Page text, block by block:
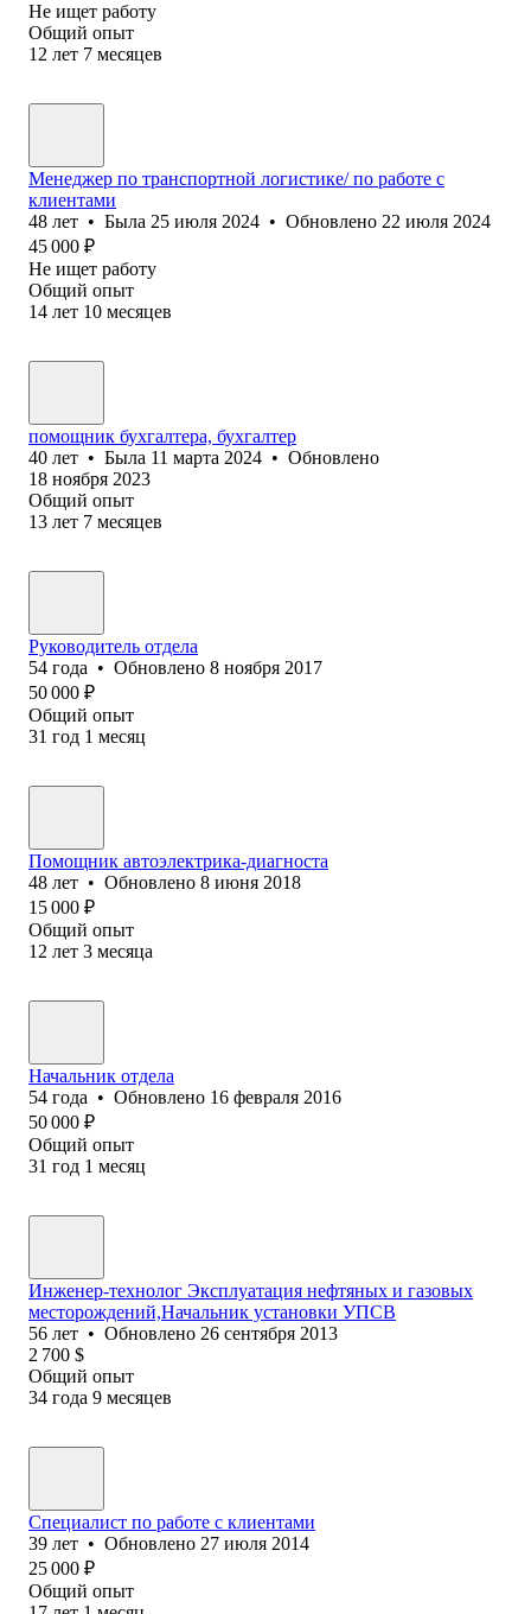
Не ищет работу
Общий опыт
12 лет 7 месяцев
Менеджер по транспортной логистике/ по работе с
клиентами
48 лет • Была 25 июля 2024 • Обновлено 22 июля 2024
45 000 ₽
Не ищет работу
Общий опыт
14 лет 10 месяцев
помощник бухгалтера, бухгалтер
40 лет • Была 11 марта 2024 • Обновлено
18 ноября 2023
Общий опыт
13 лет 7 месяцев
Руководитель отдела
54 года • Обновлено 8 ноября 2017
50 000 ₽
Общий опыт
31 год 1 месяц
Помощник автоэлектрика-диагноста
48 лет • Обновлено 8 июня 2018
15 000 ₽
Общий опыт
12 лет 3 месяца
Начальник отдела
54 года • Обновлено 16 февраля 2016
50 000 ₽
Общий опыт
31 год 1 месяц
Инженер-технолог Эксплуатация нефтяных и газовых
месторождений,Начальник установки УПСВ
56 лет • Обновлено 26 сентября 2013
2 700 $
Общий опыт
34 года 9 месяцев
Специалист по работе с клиентами
39 лет • Обновлено 27 июля 2014
25 000 ₽
Общий опыт